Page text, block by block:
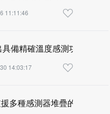
11:11:46
備精確溫度感測功能的微
14:03:17
多種感測器堆疊的單層多